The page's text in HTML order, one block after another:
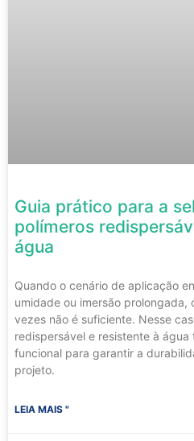
Guia prático para a
polímeros
água
Quando o cenário de aplicação
umidade ou imersão
vezes não é suficiente. Nesse
redispersável e resistente à
funcional para garantir a
projeto.
LEIA MAIS "